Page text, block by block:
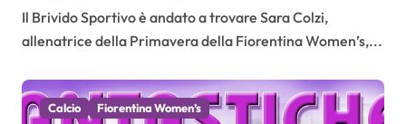
Il Brivido Sportivo è andato a trovare Sara Colzi,
allenatrice della Primavera della Fiorentina Women’s,...
Calcio Fiorentina Women’s